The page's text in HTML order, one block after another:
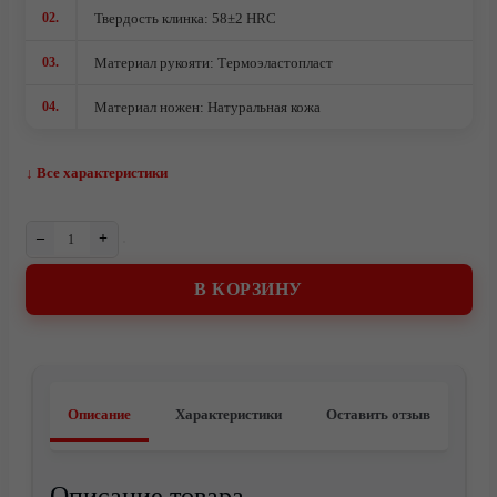
Ножи кованые из стали 95Х18
Ножи из стали AUS10Co
О компании
02. Твердость клинка: 58±2 HRC
03. Материал рукояти: Термоэластопласт
04. Материал ножен: Натуральная кожа
↓ Все характеристики
– +
В КОРЗИНУ
Описание Характеристики Оставить отзыв